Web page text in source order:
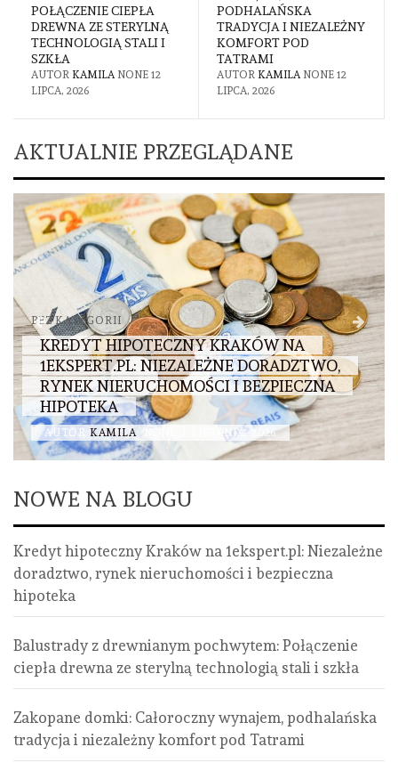
POŁĄCZENIE CIEPŁA
DREWNA ZE STERYLNĄ
TECHNOLOGIĄ STALI I
SZKŁA
AUTOR KAMILA NONE 12
LIPCA, 2026
PODHALAŃSKA
TRADYCJA I NIEZALEŻNY
KOMFORT POD
TATRAMI
AUTOR KAMILA NONE 12
LIPCA, 2026
AKTUALNIE PRZEGLĄDANE
BEZ KATEGORII
KREDYT HIPOTECZNY KRAKÓW NA
1EKSPERT.PL: NIEZALEŻNE DORADZTWO,
RYNEK NIERUCHOMOŚCI I BEZPIECZNA
HIPOTEKA
AUTOR KAMILA 1 SIERPNIA, 2026
NOWE NA BLOGU
Kredyt hipoteczny Kraków na 1ekspert.pl: Niezależne
doradztwo, rynek nieruchomości i bezpieczna
hipoteka
Balustrady z drewnianym pochwytem: Połączenie
ciepła drewna ze sterylną technologią stali i szkła
Zakopane domki: Całoroczny wynajem, podhalańska
tradycja i niezależny komfort pod Tatrami